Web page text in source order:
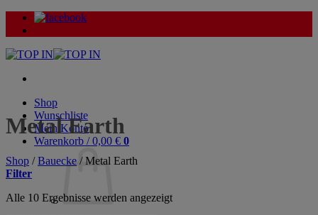
Zum
Inhalt
Shop
Wunschliste
Mein Konto
Warenkorb /0,00 € 0
Metal Earth
Shop / Bauecke /Metal Earth
Filter
Alle 10 Ergebnisse werden angezeigtNach